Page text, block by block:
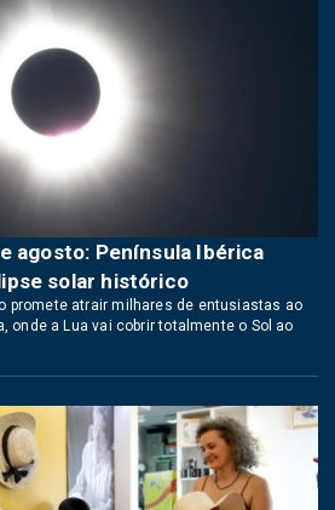
agosto: Península Ibérica
solar histórico
promete atrair milhares de entusiastas ao
onde a Lua vai cobrir totalmente o Sol ao